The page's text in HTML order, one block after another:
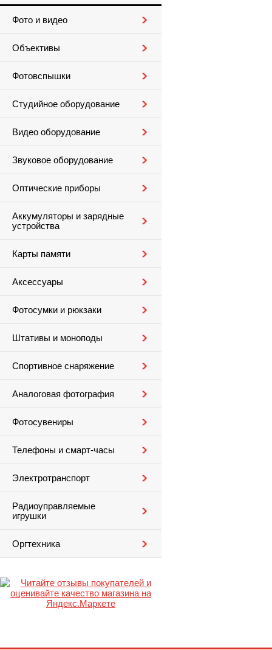
Фото и видео
Объективы
Фотовспышки
Студийное оборудование
Видео оборудование
Звуковое оборудование
Оптические приборы
Аккумуляторы и зарядные
устройства
Карты памяти
Аксессуары
Фотосумки и рюкзаки
Штативы и моноподы
Спортивное снаряжение
Аналоговая фотография
Фотосувениры
Телефоны и смарт-часы
Электротранспорт
Радиоуправляемые
игрушки
Оргтехника